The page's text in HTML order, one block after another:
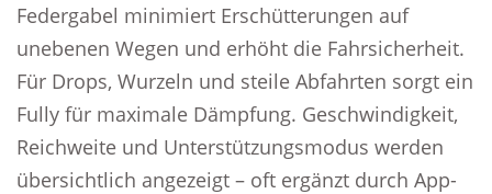
Federgabel minimiert Erschütterungen auf
unebenen Wegen und erhöht die Fahrsicherheit.
Für Drops, Wurzeln und steile Abfahrten sorgt ein
Fully für maximale Dämpfung. Geschwindigkeit,
Reichweite und Unterstützungsmodus werden
übersichtlich angezeigt – oft ergänzt durch App-